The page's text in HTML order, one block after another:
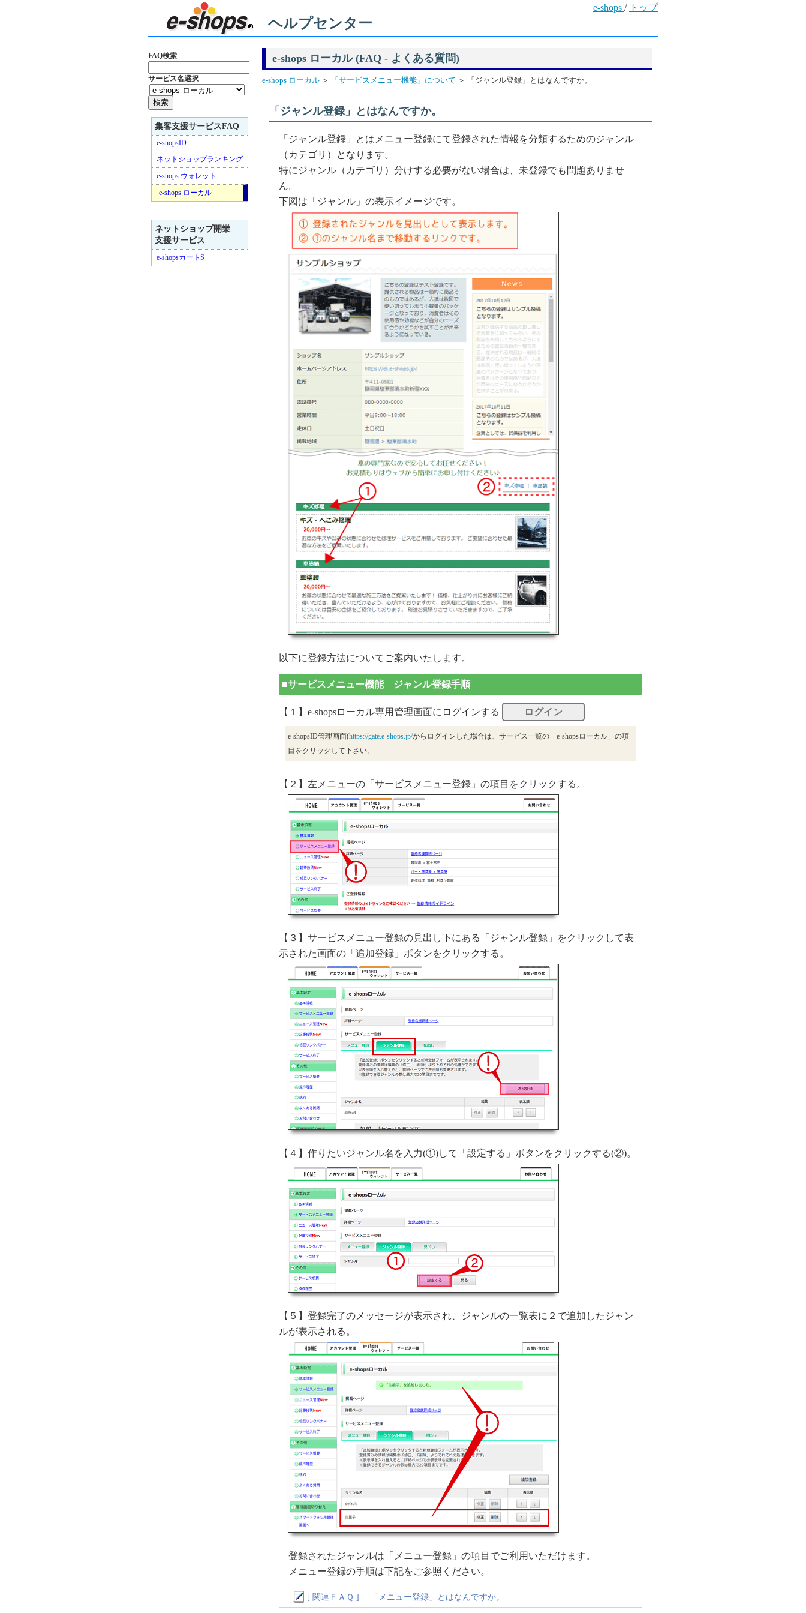
e-shops / トップ
ヘルプセンター
FAQ検索
サービス名選択
集客支援サービスFAQ
e-shopsID
ネットショップランキング
e-shops ウォレット
e-shops ローカル
ネットショップ開業
支援サービス
e-shopsカートS
e-shops ローカル (FAQ - よくある質問)
e-shops ローカル ＞ 「サービスメニュー機能」について ＞ 「ジャンル登録」とはなんですか。
「ジャンル登録」とはなんですか。
「ジャンル登録」とはメニュー登録にて登録された情報を分類するためのジャンル
（カテゴリ）となります。
特にジャンル（カテゴリ）分けする必要がない場合は、未登録でも問題ありませ
ん。
下図は「ジャンル」の表示イメージです。
以下に登録方法についてご案内いたします。
■サービスメニュー機能 ジャンル登録手順
【１】e-shopsローカル専用管理画面にログインする ログイン
e-shopsID管理画面(https://gate.e-shops.jp/からログインした場合は、サービス一覧の「e-shopsローカル」の項
目をクリックして下さい。
【２】左メニューの「サービスメニュー登録」の項目をクリックする。
【３】サービスメニュー登録の見出し下にある「ジャンル登録」をクリックして表
示された画面の「追加登録」ボタンをクリックする。
【４】作りたいジャンル名を入力(①)して「設定する」ボタンをクリックする(②)。
【５】登録完了のメッセージが表示され、ジャンルの一覧表に２で追加したジャン
ルが表示される。
登録されたジャンルは「メニュー登録」の項目でご利用いただけます。
メニュー登録の手順は下記をご参照ください。
[ 関連ＦＡＱ ] 「メニュー登録」とはなんですか。